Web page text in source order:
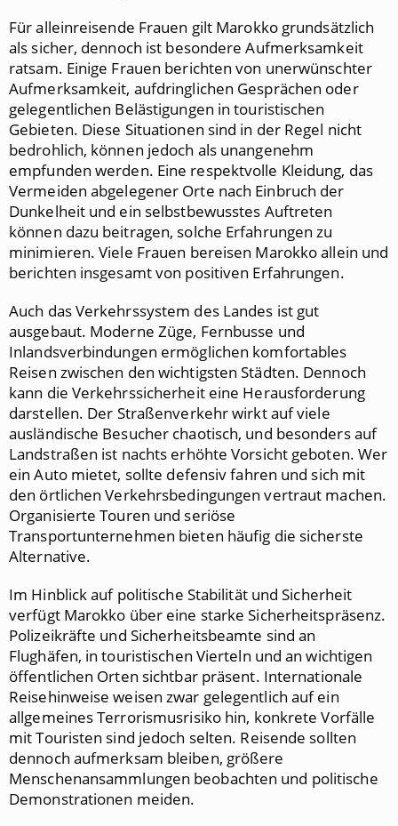
Für alleinreisende Frauen gilt Marokko grundsätzlich
als sicher, dennoch ist besondere Aufmerksamkeit
ratsam. Einige Frauen berichten von unerwünschter
Aufmerksamkeit, aufdringlichen Gesprächen oder
gelegentlichen Belästigungen in touristischen
Gebieten. Diese Situationen sind in der Regel nicht
bedrohlich, können jedoch als unangenehm
empfunden werden. Eine respektvolle Kleidung, das
Vermeiden abgelegener Orte nach Einbruch der
Dunkelheit und ein selbstbewusstes Auftreten
können dazu beitragen, solche Erfahrungen zu
minimieren. Viele Frauen bereisen Marokko allein und
berichten insgesamt von positiven Erfahrungen.
Auch das Verkehrssystem des Landes ist gut
ausgebaut. Moderne Züge, Fernbusse und
Inlandsverbindungen ermöglichen komfortables
Reisen zwischen den wichtigsten Städten. Dennoch
kann die Verkehrssicherheit eine Herausforderung
darstellen. Der Straßenverkehr wirkt auf viele
ausländische Besucher chaotisch, und besonders auf
Landstraßen ist nachts erhöhte Vorsicht geboten. Wer
ein Auto mietet, sollte defensiv fahren und sich mit
den örtlichen Verkehrsbedingungen vertraut machen.
Organisierte Touren und seriöse
Transportunternehmen bieten häufig die sicherste
Alternative.
Im Hinblick auf politische Stabilität und Sicherheit
verfügt Marokko über eine starke Sicherheitspräsenz.
Polizeikräfte und Sicherheitsbeamte sind an
Flughäfen, in touristischen Vierteln und an wichtigen
öffentlichen Orten sichtbar präsent. Internationale
Reisehinweise weisen zwar gelegentlich auf ein
allgemeines Terrorismusrisiko hin, konkrete Vorfälle
mit Touristen sind jedoch selten. Reisende sollten
dennoch aufmerksam bleiben, größere
Menschenansammlungen beobachten und politische
Demonstrationen meiden.